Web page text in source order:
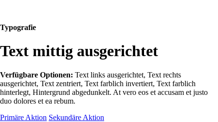
Typografie
Text mittig ausgerichtet
Verfügbare Optionen: Text links ausgerichtet, Text rechts
ausgerichtet, Text zentriert, Text farblich invertiert, Text farblich
hinterlegt, Hintergrund abgedunkelt. At vero eos et accusam et justo
duo dolores et ea rebum.
Primäre Aktion Sekundäre Aktion